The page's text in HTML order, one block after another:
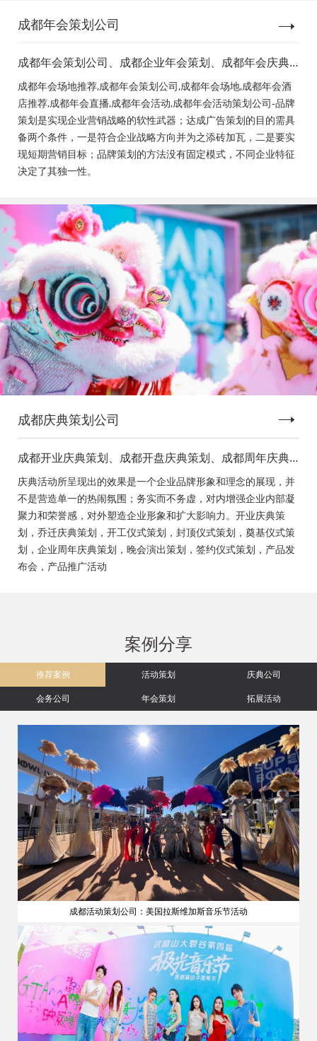
成都年会策划公司
成都年会策划公司、成都企业年会策划、成都年会庆典
策划、成都年会节目表演、成都年会节目演出、成都年
会活动策划公司、成都年会布置公司，成都年会现场搭
建公司，成都年会节目表演，年会节目创意节目，年会
策划方案详细流程，年会策划，年会致辞发言稿，年会
礼品，年会祝福语
成都年会场地推荐,成都年会策划公司,成都年会场地,成都年会酒
店推荐,成都年会直播,成都年会活动,成都年会活动策划公司-品牌
策划是实现企业营销战略的软性武器；达成广告策划的目的需具
备两个条件，一是符合企业战略方向并为之添砖加瓦，二是要实
现短期营销目标；品牌策划的方法没有固定模式，不同企业特征
决定了其独一性。
成都庆典策划公司
成都开业庆典策划、成都开盘庆典策划、成都周年庆典
策划、成都启动仪式策划、成都揭幕仪式策划、成都开
工仪式策划、成都竣工仪式策划、成都封顶仪式策划、
成都奠基仪式策划、成都签约仪式策划、成都挂牌仪式
策划、成都揭牌仪式策划、成都颁奖典礼策划
庆典活动所呈现出的效果是一个企业品牌形象和理念的展现，并
不是营造单一的热闹氛围；务实而不务虚，对内增强企业内部凝
聚力和荣誉感，对外塑造企业形象和扩大影响力。开业庆典策
划，乔迁庆典策划，开工仪式策划，封顶仪式策划，奠基仪式策
划，企业周年庆典策划，晚会演出策划，签约仪式策划，产品发
布会，产品推广活动
案例分享
推荐案例 活动策划
庆典公司
会务公司
年会策划 拓展活动
成都活动策划公司：美国拉斯维加斯音乐节活动